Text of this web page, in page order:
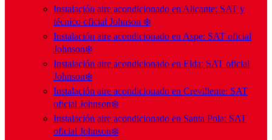
Instalación aire acondicionado en Alicante: SAT y
técnico oficial Johnson ❄️
Instalación aire acondicionado en Aspe: SAT oficial
Johnson❄️
Instalación aire acondicionado en Elda: SAT oficial
Johnson❄️
Instalación aire acondicionado en Crevillente: SAT
oficial Johnson❄️
Instalación aire acondicionado en Santa Pola: SAT
oficial Johnson❄️